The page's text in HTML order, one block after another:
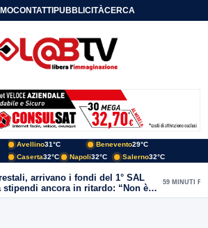
CONTATTIPUBBLICITÀCERCA
Avellino31°C Benevento29°C
Caserta32°C Napoli32°C Salerno32°C
arrivano i fondi del 1° SAL
stipendi ancora in ritardo: “Non è
sostenibile”
59 MINUTI FA